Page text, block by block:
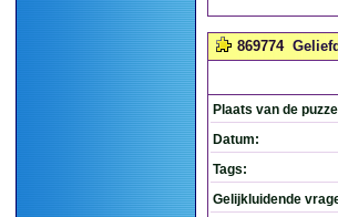
869774
Plaats van de
Datum:
Tags:
Gelijkluidende